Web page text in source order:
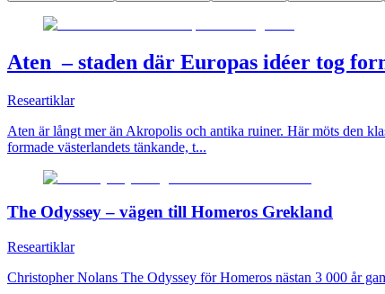
Aten – staden där Europas idéer tog
Researtiklar
Aten är långt mer än Akropolis och antika ruiner. Här möts den
formade västerlandets tänkande, t...
The Odyssey – vägen till Homeros Grekland
Researtiklar
Christopher Nolans The Odyssey för Homeros nästan 3 000 år